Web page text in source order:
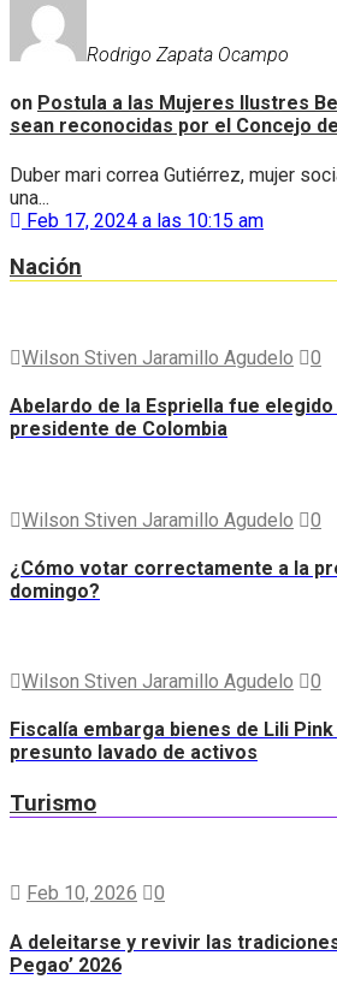
Rodrigo Zapata Ocampo
on Postula a las Mujeres Ilustres
sean reconocidas por el Concejo
Duber mari correa Gutiérrez, mujer
una...
Feb 17, 2024 a las 10:15 am
Nación
Wilson Stiven Jaramillo Agudelo 0
Abelardo de la Espriella fue
presidente de Colombia
Wilson Stiven Jaramillo Agudelo 0
¿Cómo votar correctamente a la
domingo?
Wilson Stiven Jaramillo Agudelo 0
Fiscalía embarga bienes de Lili
presunto lavado de activos
Turismo
Feb 10, 2026 0
A deleitarse y revivir las tradiciones
Pegao’ 2026